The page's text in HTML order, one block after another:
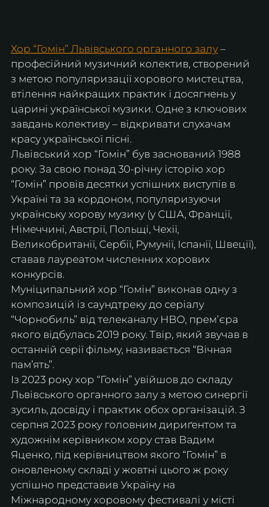
Хор “Гомін” Львівського органного залу –
професійний музичний колектив, створений
з метою популяризації хорового мистецтва,
втілення найкращих практик і досягнень у
царині української музики. Одне з ключових
завдань колективу – відкривати слухачам
красу української пісні.
Львівський хор “Гомін” був заснований 1988
року. За свою понад 30-річну історію хор
“Гомін” провів десятки успішних виступів в
Україні та за кордоном, популяризуючи
українську хорову музику (у США, Франції,
Німеччині, Австрії, Польщі, Чехії,
Великобританії, Сербії, Румунії, Іспанії, Швеції),
ставав лауреатом численних хорових
конкурсів.
Муніципальний хор “Гомін” виконав одну з
композицій із саундтреку до серіалу
“Чорнобиль” від телеканалу HBO, премʼєра
якого відбулась 2019 року. Твір, який звучав в
останній серії фільму, називається “Вічная
пам’ять”.
Із 2023 року хор “Гомін” увійшов до складу
Львівського органного залу з метою синергії
зусиль, досвіду і практик обох організацій. З
серпня 2023 року головним дириґентом та
художнім керівником хору став Вадим
Яценко, під керівництвом якого “Гомін” в
оновленому складі у жовтні цього ж року
успішно представив Україну на
Міжнародному хоровому фестивалі у місті